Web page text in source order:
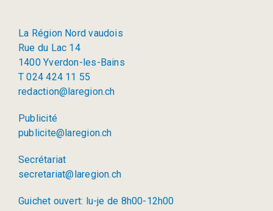
La Région Nord vaudois
Rue du Lac 14
1400 Yverdon-les-Bains
T 024 424 11 55
redaction@laregion.ch
Publicité
publicite@laregion.ch
Secrétariat
secretariat@laregion.ch
Guichet ouvert: lu-je de 8h00-12h00